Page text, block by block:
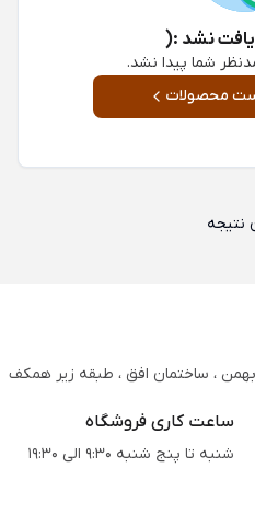
نشد :(
شما پیدا نشد.
محصولات
نتیجه
بهمن ، ساختمان افق ، طبقه زیر همکف
ساعت کاری فروشگاه
شنبه تا پنج شنبه 9:30 الی 19:30